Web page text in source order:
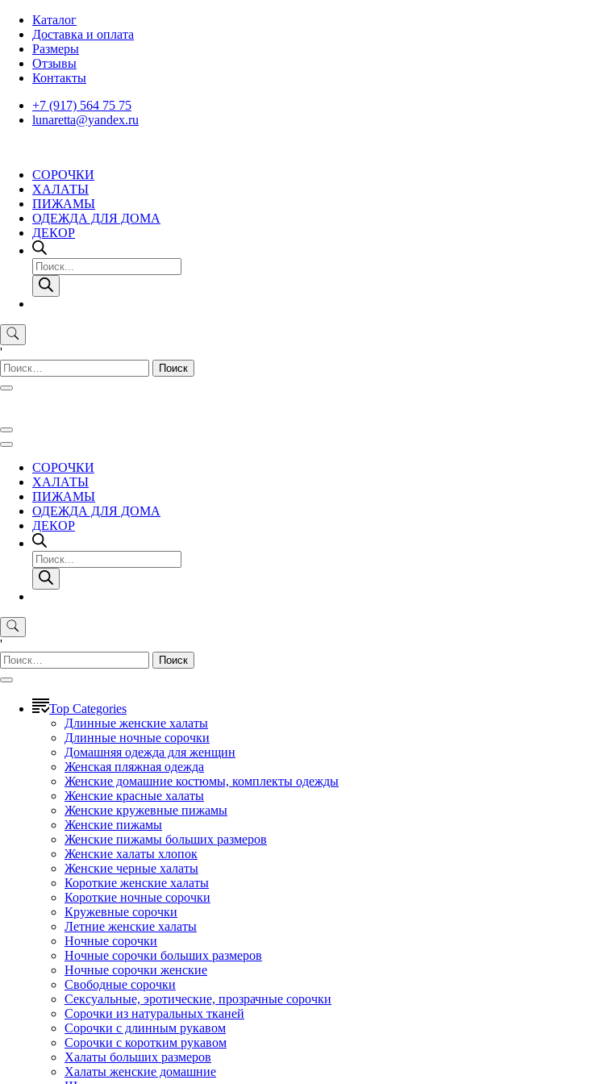
Skip
content
Каталог
Доставка и оплата
Размеры
Отзывы
Контакты
+7 (917) 564 75 75
lunaretta@yandex.ru
СОРОЧКИ
ХАЛАТЫ
ПИЖАМЫ
ОДЕЖДА ДЛЯ ДОМА
ДЕКОР
Поиск
товаров
'
Найти:
СОРОЧКИ
ХАЛАТЫ
ПИЖАМЫ
ОДЕЖДА ДЛЯ ДОМА
ДЕКОР
Поиск
товаров
'
Найти:
Top Categories
Длинные женские халаты
Длинные ночные сорочки
Домашняя одежда для женщин
Женская пляжная одежда
Женские домашние костюмы, комплекты одежды
Женские красные халаты
Женские кружевные пижамы
Женские пижамы
Женские пижамы больших размеров
Женские халаты хлопок
Женские черные халаты
Короткие женские халаты
Короткие ночные сорочки
Кружевные сорочки
Летние женские халаты
Ночные сорочки
Ночные сорочки больших размеров
Ночные сорочки женские
Свободные сорочки
Сексуальные, эротические, прозрачные сорочки
Сорочки из натуральных тканей
Сорочки с длинным рукавом
Сорочки с коротким рукавом
Халаты больших размеров
Халаты женские домашние